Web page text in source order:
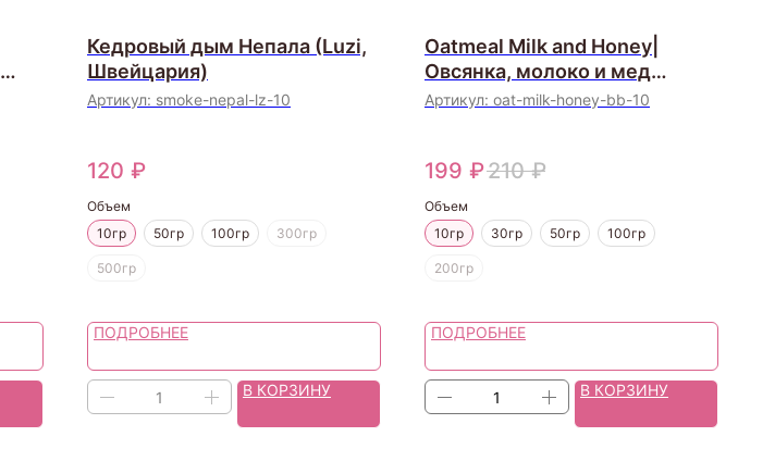
Кедровый дым Непала (Luzi,
Швейцария)
Артикул: smoke-nepal-lz-10
120 ₽
Объем
10гр
50гр 100гр 300гр
500гр
ПОДРОБНЕЕ
В КОРЗИНУ
Oatmeal Milk and Honey|
Овсянка, молоко и мед
(Bramble Berry, США)
Артикул: oat-milk-honey-bb-10
199 ₽210 ₽
Объем
10гр
30гр 50гр 100гр
200гр
ПОДРОБНЕЕ
В КОРЗИНУ